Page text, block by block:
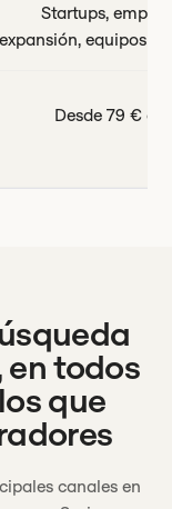
Startups,
expansión, equipos
Desde 79 € al
todos
que
canales en